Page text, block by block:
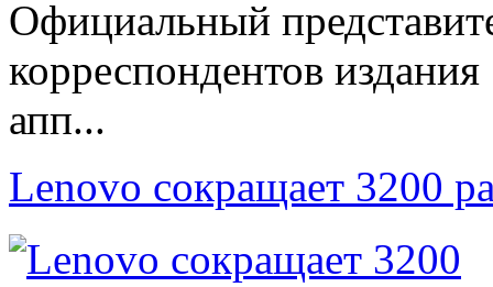
Официальный
корреспондентов
апп...
Lenovo сокращает 3200